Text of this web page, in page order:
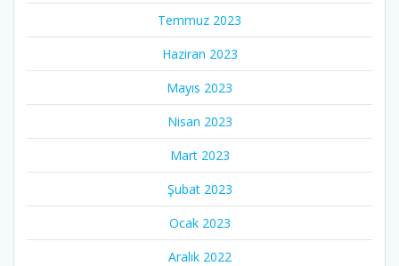
Temmuz 2023
Haziran 2023
Mayıs 2023
Nisan 2023
Mart 2023
Şubat 2023
Ocak 2023
Aralık 2022